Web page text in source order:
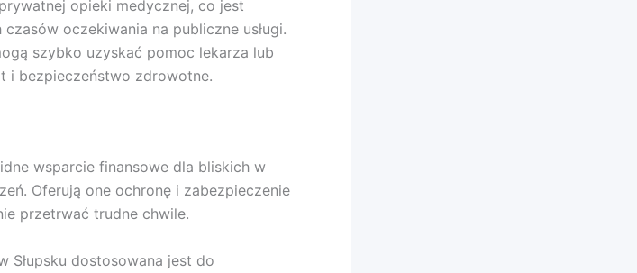
opieki medycznej, co jest
oczekiwania na publiczne usługi.
szybko uzyskać pomoc lekarza lub
i bezpieczeństwo zdrowotne.
wsparcie finansowe dla bliskich w
Oferują one ochronę i zabezpieczenie
przetrwać trudne chwile.
Słupsku dostosowana jest do